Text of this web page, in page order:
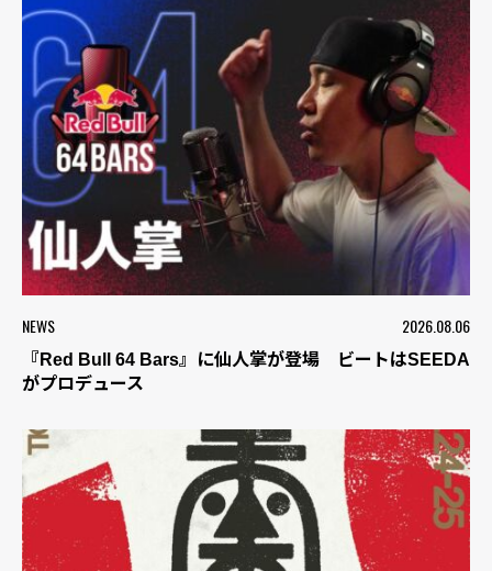
NEWS 2026.08.06
『Red Bull 64 Bars』に仙人掌が登場 ビートはSEEDA
がプロデュース